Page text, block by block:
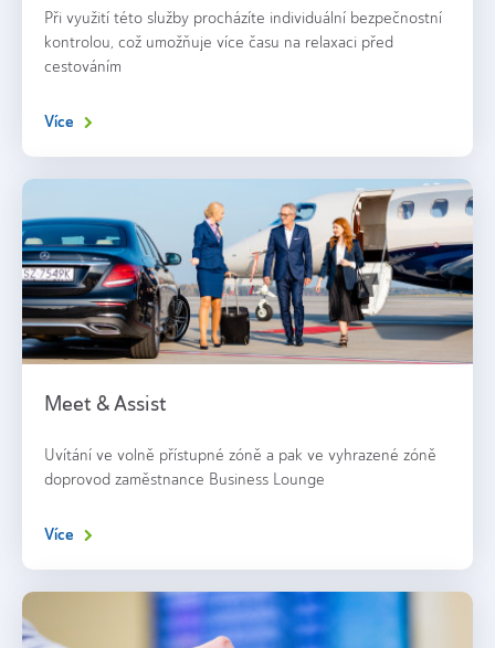
Při využití této služby procházíte individuální bezpečnostní
kontrolou, což umožňuje více času na relaxaci před
cestováním
Více
Meet & Assist
Uvítání ve volně přístupné zóně a pak ve vyhrazené zóně
doprovod zaměstnance Business Lounge
Více